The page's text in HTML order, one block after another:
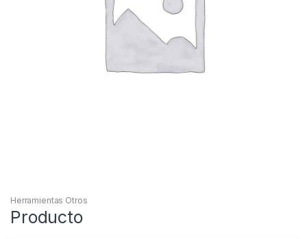
Herramientas Otros
Producto